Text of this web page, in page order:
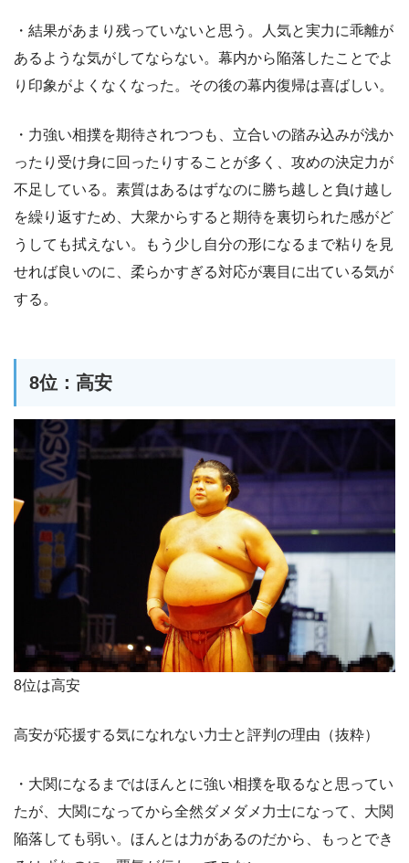
・結果があまり残っていないと思う。人気と実力に乖離が
あるような気がしてならない。幕内から陥落したことでよ
り印象がよくなくなった。その後の幕内復帰は喜ばしい。
・力強い相撲を期待されつつも、立合いの踏み込みが浅か
ったり受け身に回ったりすることが多く、攻めの決定力が
不足している。素質はあるはずなのに勝ち越しと負け越し
を繰り返すため、大衆からすると期待を裏切られた感がど
うしても拭えない。もう少し自分の形になるまで粘りを見
せれば良いのに、柔らかすぎる対応が裏目に出ている気が
する。
8位：高安
8位は高安
高安が応援する気になれない力士と評判の理由（抜粋）
・大関になるまではほんとに強い相撲を取るなと思ってい
たが、大関になってから全然ダメダメ力士になって、大関
陥落しても弱い。ほんとは力があるのだから、もっとでき